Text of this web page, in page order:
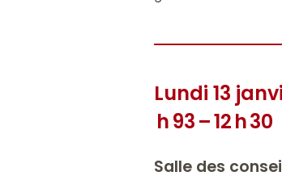
Lundi 13
h 93 – 12 h 30
Salle des